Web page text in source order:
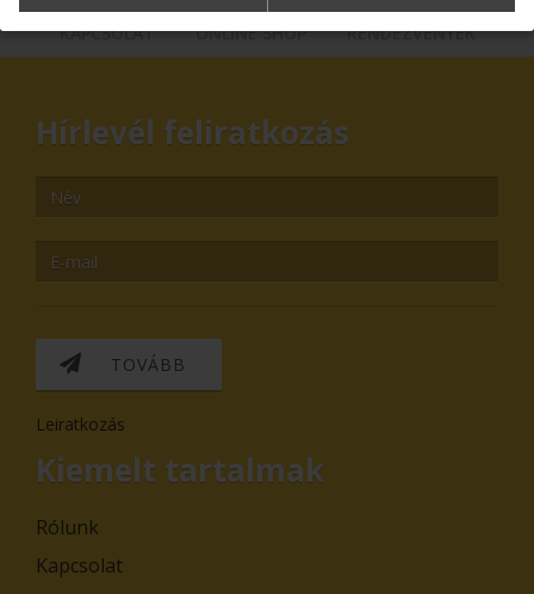
KAPCSOLAT ONLINE SHOP RENDEZVÉNYEK
Hírlevél feliratkozás
TOVÁBB
Leiratkozás
Kiemelt tartalmak
Rólunk
Kapcsolat